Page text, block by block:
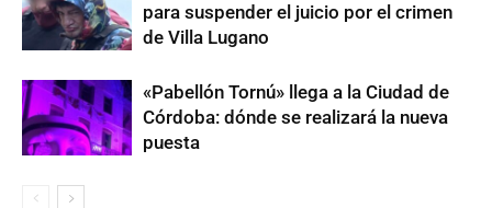
para suspender el juicio por el crimen
de Villa Lugano
«Pabellón Tornú» llega a la Ciudad de
Córdoba: dónde se realizará la nueva
puesta